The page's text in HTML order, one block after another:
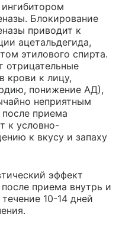
Блокирование
приводит к
ацетальдегида,
этилового спирта.
отрицательные
крови к лицу,
понижение АД),
неприятным
после приема
к условно-
к вкусу и запаху
эффект
приема внутрь и
10-14 дней